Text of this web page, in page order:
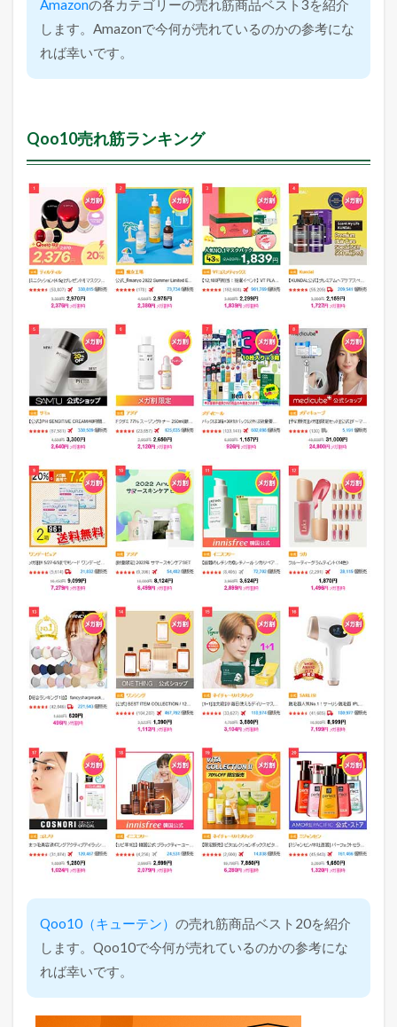
Amazonの各カテゴリーの売れ筋商品ベスト3を紹介
します。Amazonで今何が売れているのかの参考にな
れば幸いです。
Qoo10売れ筋ランキング
Qoo10（キューテン）の売れ筋商品ベスト20を紹介
します。Qoo10で今何が売れているのかの参考にな
れば幸いです。